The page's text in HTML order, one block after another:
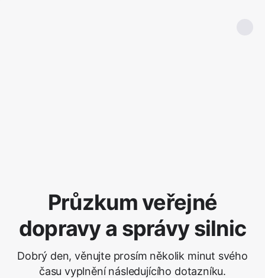
Průzkum veřejné
dopravy a správy silnic
Dobrý den, věnujte prosím několik minut svého
času vyplnění následujícího dotazníku.